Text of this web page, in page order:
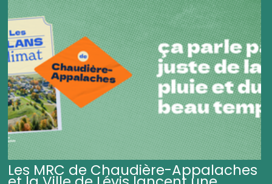
Les MRC de Chaudière-Appalaches